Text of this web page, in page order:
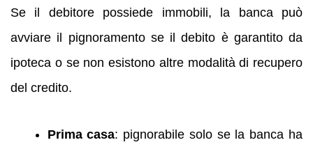
Se il debitore possiede immobili, la banca può
avviare il pignoramento se il debito è garantito da
ipoteca o se non esistono altre modalità di recupero
del credito.
Prima casa: pignorabile solo se la banca ha